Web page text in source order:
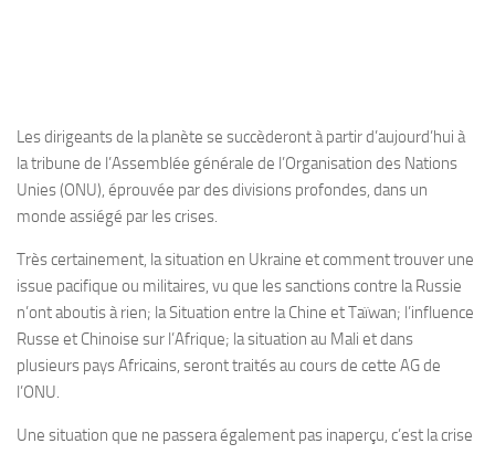
Les dirigeants de la planète se succèderont à partir d’aujourd’hui à
la tribune de l’Assemblée générale de l’Organisation des Nations
Unies (ONU), éprouvée par des divisions profondes, dans un
monde assiégé par les crises.
Très certainement, la situation en Ukraine et comment trouver une
issue pacifique ou militaires, vu que les sanctions contre la Russie
n’ont aboutis à rien; la Situation entre la Chine et Taïwan; l’influence
Russe et Chinoise sur l’Afrique; la situation au Mali et dans
plusieurs pays Africains, seront traités au cours de cette AG de
l’ONU.
Une situation que ne passera également pas inaperçu, c’est la crise